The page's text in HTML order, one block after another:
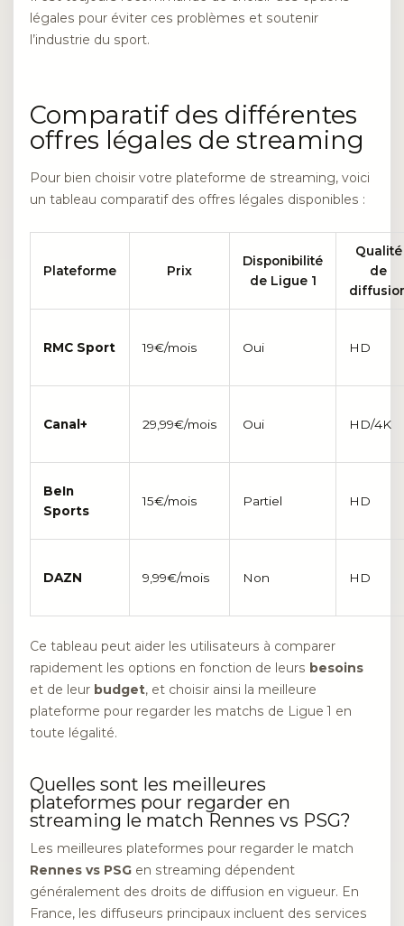
légales pour éviter ces problèmes et soutenir
l’industrie du sport.
Comparatif des différentes
offres légales de streaming
Pour bien choisir votre plateforme de streaming, voici
un tableau comparatif des offres légales disponibles :
Plateforme Prix
Disponibilité
de Ligue 1
Qualité
de
RMC Sport 19€/mois Oui HD
Canal+ 29,99€/mois Oui HD/4K
BeIn
Sports
15€/mois Partiel HD
DAZN 9,99€/mois Non HD
Ce tableau peut aider les utilisateurs à comparer
rapidement les options en fonction de leurs besoins
et de leur budget, et choisir ainsi la meilleure
plateforme pour regarder les matchs de Ligue 1 en
toute légalité.
Quelles sont les meilleures
plateformes pour regarder en
streaming le match Rennes vs PSG?
Les meilleures plateformes pour regarder le match
Rennes vs PSG en streaming dépendent
généralement des droits de diffusion en vigueur. En
France, les diffuseurs principaux incluent des services